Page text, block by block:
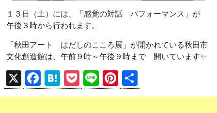
１３日（土）には、「感覚の対話 パフォーマンス」が
午後３時から行われます。
「秋田アート はだしのこころ展」が開かれている秋田市
文化創造館は、午前９時～午後９時まで 開いています✨
X
F
a
H
at
P
o
Li
n
Pi
nt 有